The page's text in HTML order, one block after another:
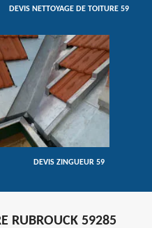
DEVIS NETTOYAGE DE TOITURE 59
DEVIS ZINGUEUR 59
RUBROUCK 59285